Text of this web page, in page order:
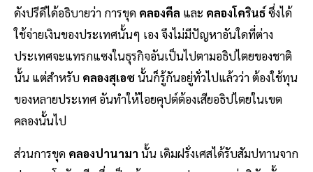
ดังปรีดีได้อธิบายว่า การขุด คลองคีล และ คลองโครินธ์ซึ่งได้
ใช้จ่ายเงินของประเทศนั้นๆ เอง จึงไม่มีปัญหาอันใดที่ต่าง
ประเทศจะแทรกแซงในธุรกิจอันเป็นไปตามอธิปไตยของชาติ
นั้น แต่สำหรับ คลองสุเอซนั้นก็รู้กันอยู่ทั่วไปแล้วว่า ต้องใช้ทุน
ของหลายประเทศ อันทำให้ไอยคุปต์ต้องเสียอธิปไตยในเขต
คลองนั้นไป
ส่วนการขุด คลองปานามา นั้น เดิมฝรั่งเศสได้รับสัมปทานจาก